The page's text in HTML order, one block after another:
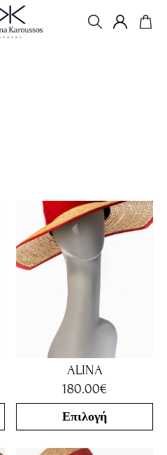
ALINA
180.00€
Επιλογή